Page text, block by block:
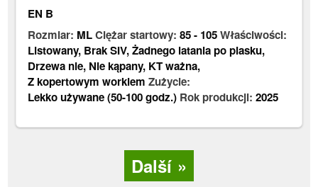
EN B
Rozmiar: MLCiężar startowy:85- 105Właściwości:
Listowany, Brak SIV,Żadnego latania po piasku,
Drzewa nie, Nie kąpany, KT ważna,
Z kopertowym workiem Zużycie:
Lekko używane (50-100 godz.) Rok produkcji:2025
Další